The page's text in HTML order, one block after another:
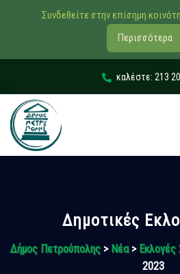
καλέστε: 213
Δημοτικές
Δήμος Πετρούπολης > Νέα> Εκλογές
2023
Συνδεθείτε στην επίσημη
Περισσότερα